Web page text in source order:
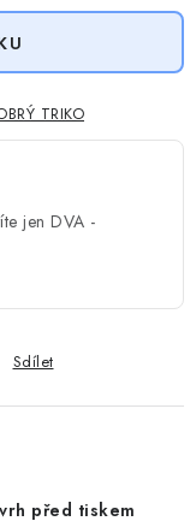
TRIKO
jen DVA -
Sdílet
před tiskem